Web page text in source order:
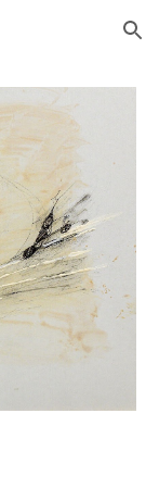
Skip to navigation